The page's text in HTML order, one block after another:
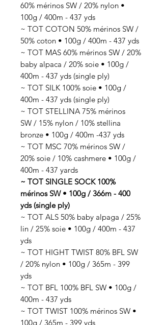
60% mérinos SW / 20% nylon •
100g / 400m - 437 yds
~ TOT COTON 50% mérinos SW /
50% coton • 100g / 400m - 437 yds
~ TOT MAS 60% mérinos SW / 20%
baby alpaca / 20% soie • 100g /
400m - 437 yds (single ply)
~ TOT SILK 100% soie • 100g /
400m - 437 yds (single ply)
~ TOT STELLINA 75% mérinos
SW / 15% nylon / 10% stellina
bronze • 100g / 400m -437 yds
~ TOT MSC 70% mérinos SW /
20% soie / 10% cashmere • 100g /
400m - 437 yards
~ TOT SINGLE SOCK 100%
mérinos SW • 100g / 366m - 400
yds (single ply)
~ TOT ALS 50% baby alpaga / 25%
lin / 25% soie • 100g / 400m - 437
yds
~ TOT HIGHT TWIST 80% BFL SW
/ 20% nylon • 100g / 365m - 399
yds
~ TOT BFL 100% BFL SW • 100g /
400m - 437 yds
~ TOT TWIST 100% mérinos SW •
100g / 365m - 399 yds